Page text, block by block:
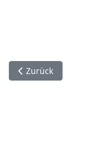
Vorheriger Beitrag:
Zurück